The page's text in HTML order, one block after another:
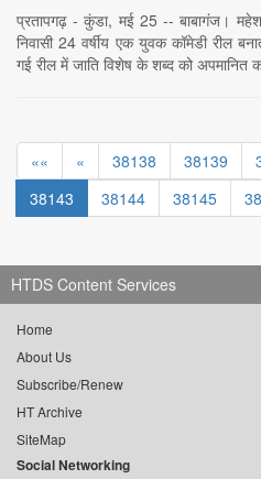
प्रतापगढ़ - कुंडा, मई 25 -- बाबागंज।
निवासी 24 वर्षीय एक युवक कॉमेडी रील
गई रील में जाति विशेष के शब्द को अपमानित
«« « 38138 38139
38143
38144 38145
HTDS Content Services
Home
About Us
Subscribe/Renew
HT Archive
SiteMap
Social Networking